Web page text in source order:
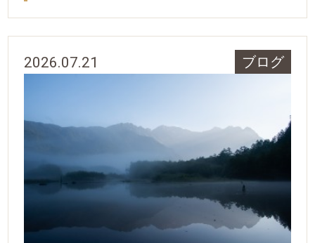
2026.07.21 ブログ